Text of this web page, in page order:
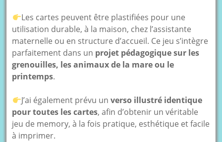
Les cartes peuvent être plastifiées pour une
utilisation durable, à la maison, chez l’assistante
maternelle ou en structure d’accueil. Ce jeu s’intègre
parfaitement dans un projet pédagogique sur les
grenouilles, les animaux de la mare ou le
printemps.
J’ai également prévu un verso illustré identique
pour toutes les cartes, afin d’obtenir un véritable
jeu de memory, à la fois pratique, esthétique et facile
à imprimer.